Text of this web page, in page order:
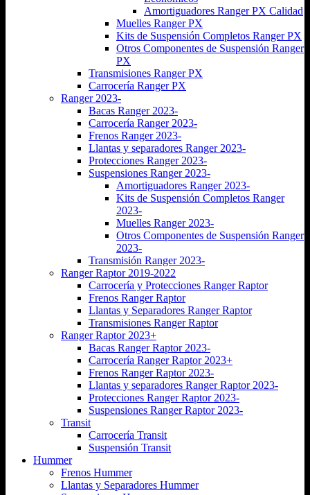
Amortiguadores Ranger PX Calidad
Muelles Ranger PX
Kits de Suspensión Completos Ranger PX
Otros Componentes de Suspensión Ranger
PX
Transmisiones Ranger PX
Carrocería Ranger PX
Ranger 2023-
Bacas Ranger 2023-
Carrocería Ranger 2023-
Frenos Ranger 2023-
Llantas y separadores Ranger 2023-
Protecciones Ranger 2023-
Suspensiones Ranger 2023-
Amortiguadores Ranger 2023-
Kits de Suspensión Completos Ranger
2023-
Muelles Ranger 2023-
Otros Componentes de Suspensión Ranger
2023-
Transmisión Ranger 2023-
Ranger Raptor 2019-2022
Carrocería y Protecciones Ranger Raptor
Frenos Ranger Raptor
Llantas y Separadores Ranger Raptor
Transmisiones Ranger Raptor
Ranger Raptor 2023+
Bacas Ranger Raptor 2023-
Carrocería Ranger Raptor 2023+
Frenos Ranger Raptor 2023-
Llantas y separadores Ranger Raptor 2023-
Protecciones Ranger Raptor 2023-
Suspensiones Ranger Raptor 2023-
Transit
Carrocería Transit
Suspensión Transit
Hummer
Frenos Hummer
Llantas y Separadores Hummer